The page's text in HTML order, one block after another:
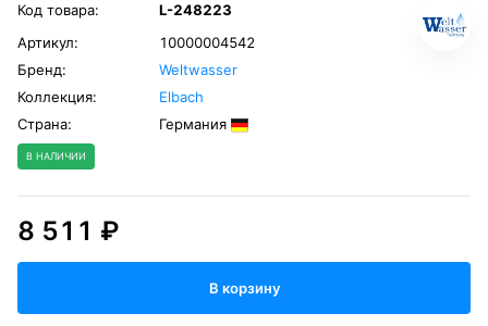
Код товара:
L-248223
Артикул:
10000004542
Бренд:
Weltwasser
Коллекция:
Elbach
Страна:
Германия
В НАЛИЧИИ
8 511 ₽
В корзину